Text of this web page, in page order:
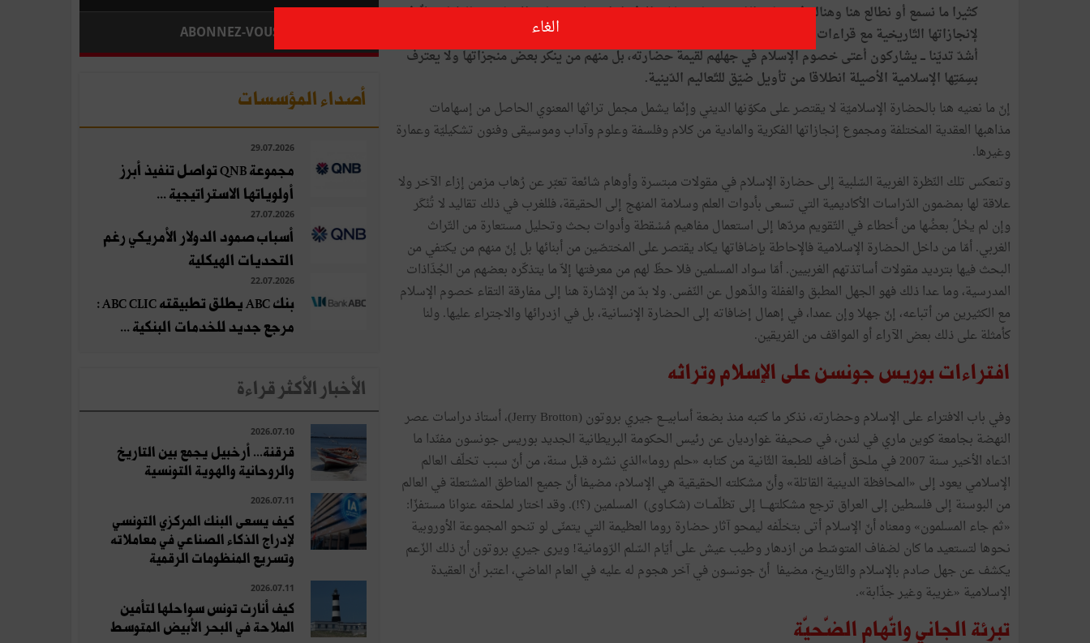
كثيرا ما نسمع أو نطالع هنا وهناك في إعلام الغرب ومنابره شتّى الافتراءات على حضارة الإسلام يخالطها جهلٌ فجّ
لإنجازاتها التّاريخية مع قراءات مغرضة لواقعها الرّاهن. واللاّفت في الأمر أنّ الكثير من المسلمين ـــ حتّى ممّن هم
أشدّ تديّنا ـــ يشاركون أعتى خصوم الإسلام في جهلهم لقيمة حضارته، بل منهم من ينكر بعض منجزاتها ولا يعترف
بسِمَتِها الإسلامية الأصيلة انطلاقا من تأويل ضيّق للتّعاليم الدّينية.
إنّ ما نعنيه هنا بالحضارة الإسلاميّة لا يقتصر على مكوّنها الديني وإنّما يشمل مجمل تراثها المعنوي الحاصل من إسهامات
مذاهبها العقدية المختلفة ومجموع إنجازاتها الفكرية والمادية من كلام وفلسفة وعلوم وآداب وموسيقى وفنون تشكيليّة وعمارة
وغيرها.
وتنعكس تلك النّظرة الغربية السّلبية إلى حضارة الإسلام في مقولات مبتسرة وأوهام شائعة تعبّر عن رُهاب مزمن إزاء الآخر ولا
علاقة لها بمضمون الدّراسات الأكاديمية التي تسعى بأدوات العلم وسلامة المنهج إلى الحقيقة، فللغرب في ذلك تقاليد لا تُنْكَر
وإن لم يخْلُ بعضُها من أخطاء في التّقويم مردّها إلى استعمال مفاهيم مُسْقطة وأدوات بحث وتحليل مستعارة من التّراث
الغربي. أمّا من داخل الحضارة الإسلامية فالإحاطة بإضافاتها يكاد يقتصر على المختصّين من أبنائها بل إنّ منهم من يكتفي من
البحث فيها بترديد مقولات أساتذتهم الغربيين. أمّا سواد المسلمين فلا حظّ لهم من معرفتها إلاّ ما يتذكّره بعضهم من الجُذَاذات
المدرسية، وما عدا ذلك فهو الجهل المطبق والغفلة والذّهول عن النّفس. ولا بدّ من الإشارة هنا إلى مفارقة التقاء خصوم الإسلام
مع الكثيرين من أتباعه، إنّ جهلا وإن عمدا، في إهمال إضافاته إلى الحضارة الإنسانية، بل في ازدرائها والاجتراء عليها. ولنا
كأمثلة على ذلك بعض الآراء أو المواقف من الفريقين.
افتراءات بوريس جونسن على الإسلام وتراثه
وفي باب الافتراء على الإسلام وحضارته، نذكر ما كتبه منذ بضعة أسابيـــع جيري بروتون (Jerry Brotton)، أستاذ دراسات عصر
النهضة بجامعة كوين ماري في لندن، في صحيفة غوارديان عن رئيس الحكومة البريطانية الجديد بوريس جونسون مفنّدا ما
ادّعاه الأخير سنة 2007 في ملحق أضافه للطبعة الثّانية من كتابه «حلم روما»الذي نشره قبل سنة، من أنّ سبب تخلّف العالم
الإسلامي يعود إلى «المحافظة الدينية القاتلة» وأنّ مشكلته الحقيقية هي الإسلام، مضيفا أنّ جميع المناطق المشتعلة في العالم
من البوسنة إلى فلسطين إلى العراق ترجع مشكلتهــــا إلى تظلّمـــات (شكــاوى) المسلمين (؟!). وقد اختار لملحقه عنوانا مستفزّا:
«ثم جاء المسلمون» ومعناه أنّ الإسلام أتى بتخلّفه ليمحو آثار حضارة روما العظيمة التي يتمنّى لو تنحو المجموعة الأوروبية
نحوها لتستعيد ما كان لضفاف المتوسّط من ازدهار وطيب عيش على أيّام السّلم الرّومانية! ويرى جيري بروتون أنّ ذلك الزّعم
يكشف عن جهل صادم بالإسلام والتّاريخ، مضيفا أنّ جونسون في آخر هجوم له عليه في العام الماضي، اعتبر أنّ العقيدة
الإسلامية «غريبة وغير جذّابة».
تبرئة الجاني واتّهام الضّحيّة
ABONNEZ-VOUS
أصداء المؤسسات
29.07.2026
مجموعة QNB تواصل تنفيذ أبرز
أولوياتها الاستراتيجية ...
27.07.2026
أسباب صمود الدولار الأمريكي رغم
التحديات الهيكلية
22.07.2026
بنك ABC يطلق تطبيقته ABC CLIC :
مرجع جديد للخدمات البنكية ...
الأخبار الأكثر قراءة
2026.07.10
قرقنة... أرخبيل يجمع بين التاريخ
والروحانية والهوية التونسية
2026.07.11
كيف يسعى البنك المركزي التونسي
لإدراج الذكاء الصناعي في معاملاته
وتسريع المنظومات الرقمية
2026.07.11
كيف أنارت تونس سواحلها لتأمين
الملاحة في البحر الأبيض المتوسط
الغاء